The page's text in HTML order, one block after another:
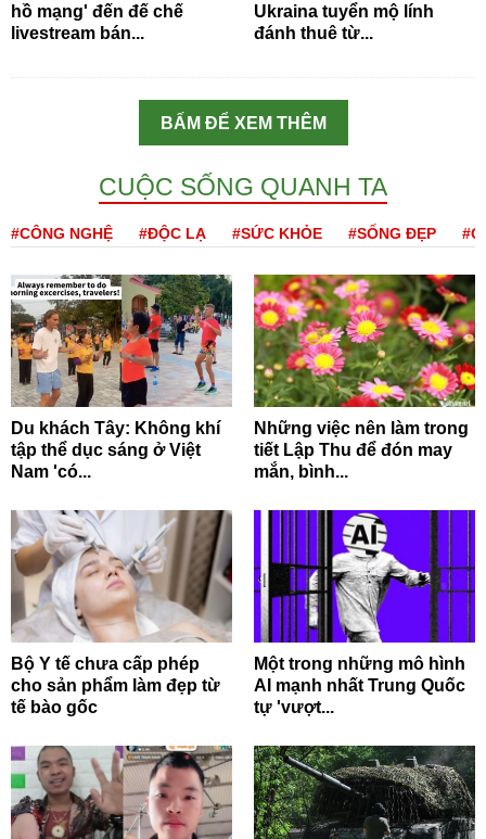
hồ mạng' đến đế chế
livestream bán...
Ukraina tuyển mộ lính
đánh thuê từ...
BẤM ĐỂ XEM THÊM
CUỘC SỐNG QUANH TA
#CÔNG NGHỆ #ĐỘC LẠ #SỨC KHỎE #SỐNG ĐẸP
Du khách Tây: Không khí
tập thể dục sáng ở Việt
Nam 'có...
Những việc nên làm trong
tiết Lập Thu để đón may
mắn, bình...
Bộ Y tế chưa cấp phép
cho sản phẩm làm đẹp từ
tế bào gốc
Một trong những mô hình
AI mạnh nhất Trung Quốc
tự 'vượt...